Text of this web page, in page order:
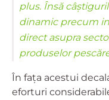
plus. Însă
dinamic precum
direct asupra
produselor
În fața acestui
eforturi